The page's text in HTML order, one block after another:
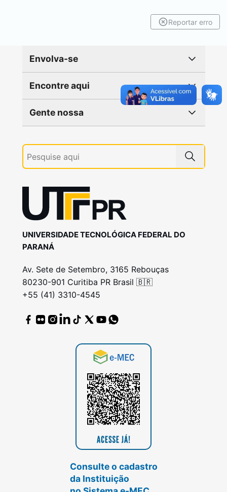
Reportar erro
Envolva-se
Encontre aqui
Gente nossa
UNIVERSIDADE TECNOLÓGICA FEDERAL DO
PARANÁ
Av. Sete de Setembro, 3165 Rebouças
80230-901 Curitiba PR Brasil 🇧🇷
+55 (41) 3310-4545
Consulte o cadastro
da Instituição